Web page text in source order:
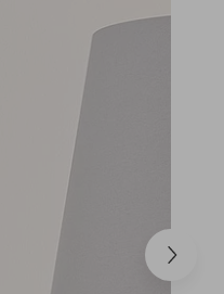
Neste
produkt